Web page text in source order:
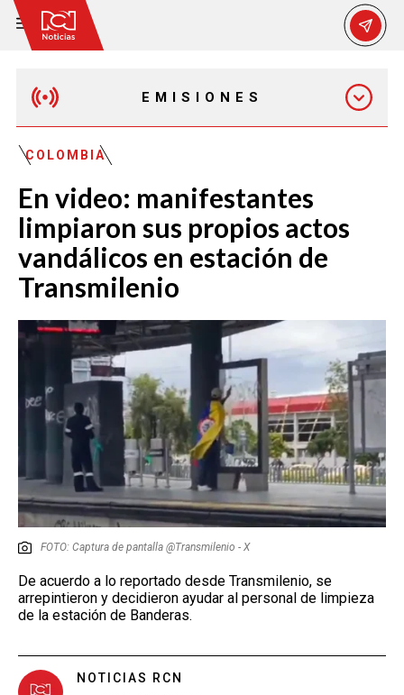
EMISIONES
EMISIÓN 12:30 PM
EMISIÓN 7:00 PM
EMISIÓN 11:30 PM
COLOMBIA
En video: manifestantes
limpiaron sus propios actos
vandálicos en estación de
Transmilenio
FOTO: Captura de pantalla @Transmilenio - X
De acuerdo a lo reportado desde Transmilenio, se
arrepintieron y decidieron ayudar al personal de limpieza
de la estación de Banderas.
NOTICIAS RCN